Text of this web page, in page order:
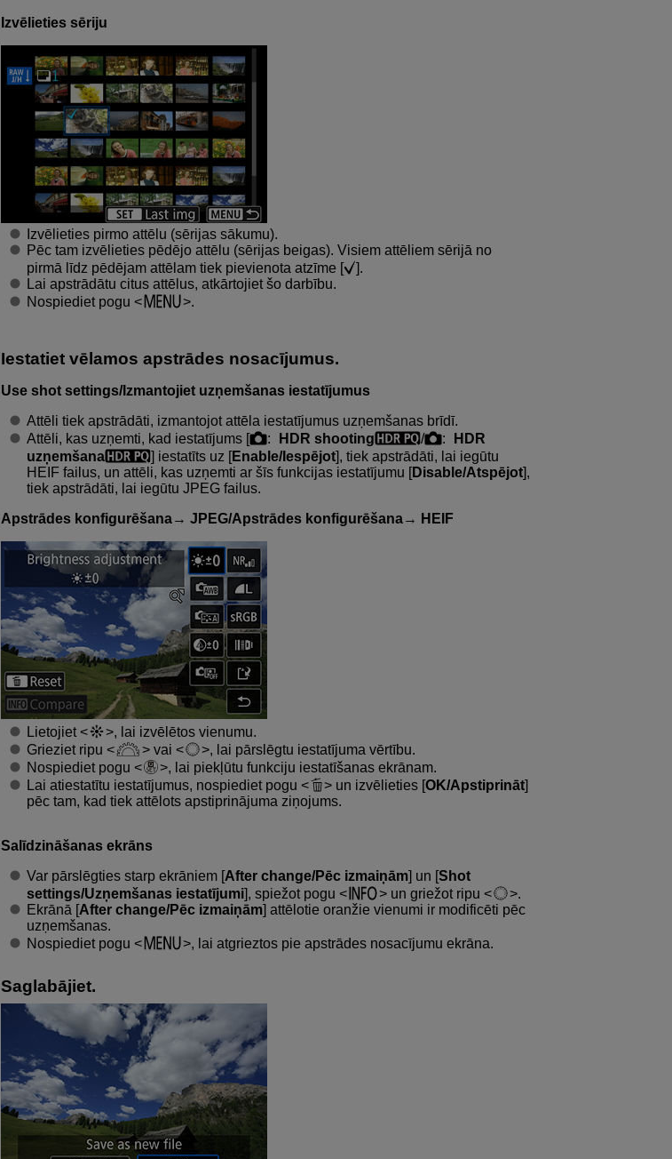
Izvēlieties sēriju
Izvēlieties pirmo attēlu (sērijas sākumu).
Pēc tam izvēlieties pēdējo attēlu (sērijas beigas). Visiem attēliem sērijā no
pirmā līdz pēdējam attēlam tiek pievienota atzīme [
].
Lai apstrādātu citus attēlus, atkārtojiet šo darbību.
Nospiediet pogu
.
Iestatiet vēlamos apstrādes nosacījumus.
Use shot settings/Izmantojiet uzņemšanas iestatījumus
Attēli tiek apstrādāti, izmantojot attēla iestatījumus uzņemšanas brīdī.
Attēli, kas uzņemti, kad iestatījums [
: HDR shooting / :
HDR
uzņemšana
] iestatīts uz [Enable/Iespējot], tiek apstrādāti, lai iegūtu
HEIF failus, un attēli, kas uzņemti ar šīs funkcijas iestatījumu [Disable/Atspējot],
tiek apstrādāti, lai iegūtu JPEG failus.
Apstrādes konfigurēšana→ JPEG/Apstrādes konfigurēšana→ HEIF
Lietojiet
, lai izvēlētos vienumu.
Grieziet ripu
vai
, lai pārslēgtu iestatījuma vērtību.
Nospiediet pogu
, lai piekļūtu funkciju iestatīšanas ekrānam.
Lai atiestatītu iestatījumus, nospiediet pogu
un izvēlieties [OK/Apstiprināt]
pēc tam, kad tiek attēlots apstiprinājuma ziņojums.
Salīdzināšanas ekrāns
Var pārslēgties starp ekrāniem [After change/Pēc izmaiņām] un [Shot
settings/Uzņemšanas iestatījumi], spiežot pogu un griežot ripu
.
Ekrānā [After change/Pēc izmaiņām] attēlotie oranžie vienumi ir modificēti pēc
uzņemšanas.
Nospiediet pogu
, lai atgrieztos pie apstrādes nosacījumu ekrāna.
Saglabājiet.